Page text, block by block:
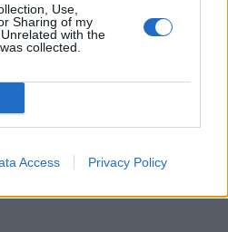
Use,
Sharing of my
with the
collected.
Access Privacy Policy
απόφαση για
ΕΑΕ 2025 για διορθώσεις
από τους παραγωγούς
απαντά η